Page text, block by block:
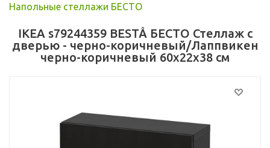
Напольные стеллажи БЕСТО
IKEA s79244359 BESTÅ БЕСТО Стеллаж с
дверью - черно-коричневый/Лаппвикен
черно-коричневый 60x22x38 см